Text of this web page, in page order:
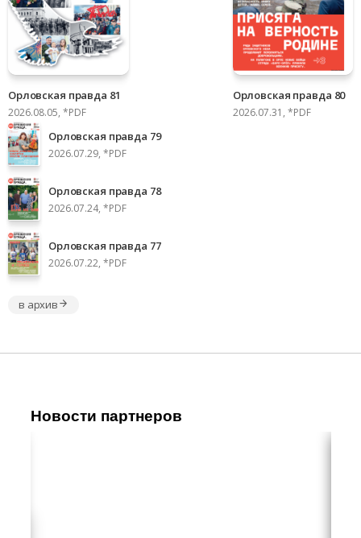
Орловская правда 81
2026.08.05, *PDF
Орловская правда 80
2026.07.31, *PDF
Орловская правда 79
2026.07.29, *PDF
Орловская правда 78
2026.07.24, *PDF
Орловская правда 77
2026.07.22, *PDF
в архив
Новости партнеров